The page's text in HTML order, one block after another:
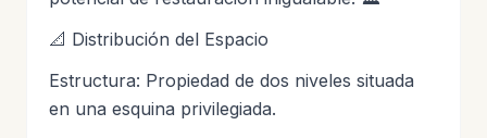
📐 Distribución del Espacio
Estructura: Propiedad de dos niveles situada
en una esquina privilegiada.